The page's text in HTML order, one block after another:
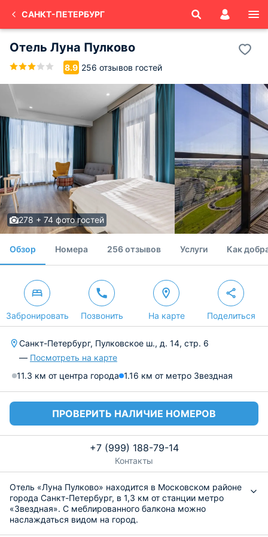
САНКТ-ПЕТЕРБУРГ
Отель Луна Пулково
8.9 256 отзывов гостей
278 + 74 фото гостей
Обзор Номера 256 отзывов Услуги Как
Забронировать Позвонить На карте Поделиться
Санкт-Петербург, Пулковское ш., д. 14, стр. 6
— Посмотреть на карте
11.3 км от центра города 1.16 км от метро Звездная
ПРОВЕРИТЬ НАЛИЧИЕ НОМЕРОВ
+7 (999) 188-79-14
Контакты
Отель «Луна Пулково» находится в Московском районе
города Санкт-Петербург, в 1,3 км от станции метро
«Звездная». С меблированного балкона можно
наслаждаться видом на город.